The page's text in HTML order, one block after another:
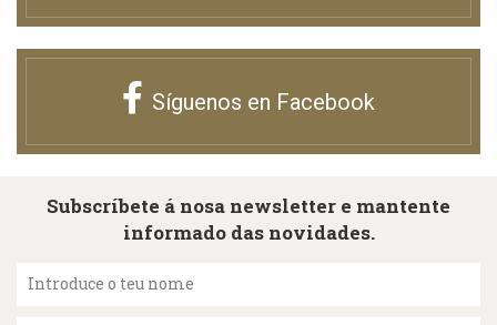
Síguenos en Facebook
Subscríbete á nosa newsletter e mantente
informado das novidades.
Introduce o teu nome